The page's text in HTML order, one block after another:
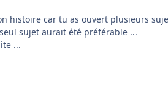
histoire car tu as ouvert plusieurs
sujet aurait été préférable ...
...